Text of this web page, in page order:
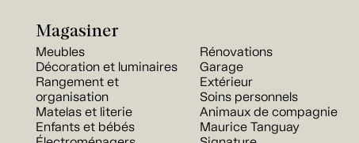
Magasiner
Meubles
Décoration et luminaires
Rangement et
organisation
Matelas et literie
Enfants et bébés
Rénovations
Garage
Extérieur
Soins personnels
Animaux de compagnie
Maurice Tanguay